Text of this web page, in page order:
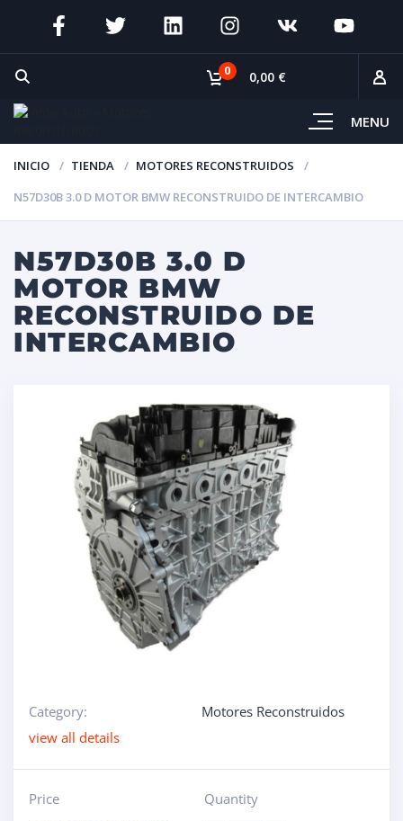
MENU
0 0,00 €
INICIO TIENDA
MOTORES RECONSTRUIDOS
N57D30B 3.0 D MOTOR BMW RECONSTRUIDO DE INTERCAMBIO
N57D30B 3.0 D
MOTOR BMW
RECONSTRUIDO DE
INTERCAMBIO
Category:
Motores Reconstruidos
view all details
Price
Quantity